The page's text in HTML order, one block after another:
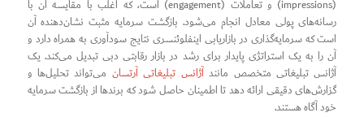
(impressions) و تعاملات (engagement) است، که اغلب با مقایسه آن با
رسانه‌های پولی معادل انجام می‌شود. بازگشت سرمایه مثبت نشان‌دهنده آن
است که سرمایه‌گذاری در بازاریابی اینفلوئنسری نتایج سودآوری به همراه دارد و
آن را به یک استراتژی پایدار برای رشد در بازار رقابتی دبی تبدیل می‌کند. یک
آژانس تبلیغاتی متخصص مانندآژانس تبلیغاتی آرتسان می‌تواند تحلیل‌ها و
گزارش‌های دقیقی ارائه دهد تا اطمینان حاصل شود که برندها از بازگشت سرمایه
خود آگاه هستند.